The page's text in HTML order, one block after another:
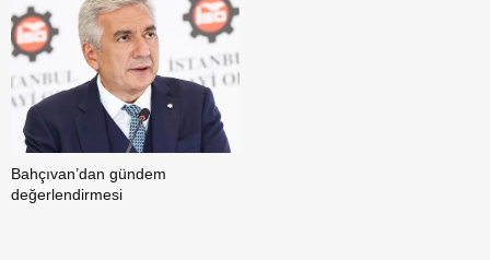
Bahçıvan’dan gündem
değerlendirmesi